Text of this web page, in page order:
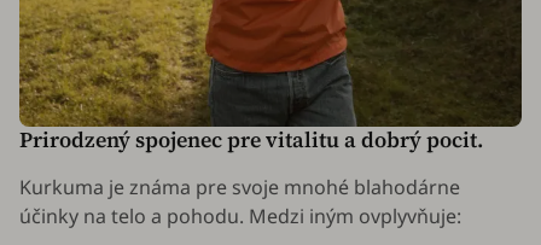
Prirodzený spojenec pre vitalitu a dobrý pocit.
Kurkuma je známa pre svoje mnohé blahodárne
účinky na telo a pohodu. Medzi iným ovplyvňuje: